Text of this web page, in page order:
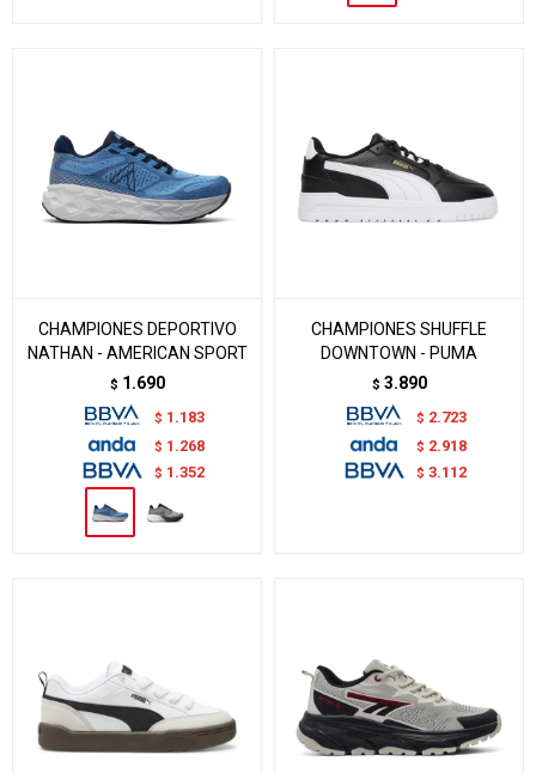
CHAMPIONES DEPORTIVO
NATHAN - AMERICAN SPORT
$ 1.690
$ 1.183
$ 1.268
$ 1.352
CHAMPIONES SHUFFLE
DOWNTOWN - PUMA
$ 3.890
$ 2.723
$ 2.918
$ 3.112